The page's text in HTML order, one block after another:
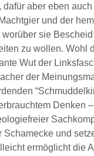
dafür aber eben
und der
worüber sie
zu wollen. Wohl
Wut der
der
Schamecke und
ermöglicht die